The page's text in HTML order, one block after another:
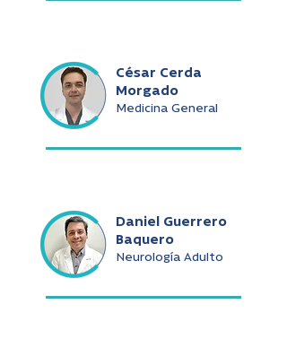
César Cerda
Morgado
Medicina General
Daniel Guerrero
Baquero
Neurología Adulto